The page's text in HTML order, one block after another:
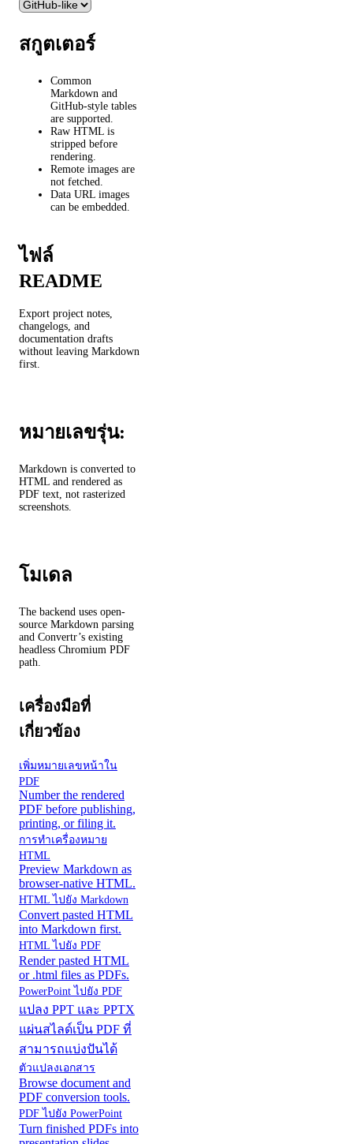
สกูตเตอร์
Common
Markdown and
GitHub-style tables
are supported.
Raw HTML is
stripped before
rendering.
Remote images are
not fetched.
Data URL images
can be embedded.
ไฟล์
README
Export project notes,
changelogs, and
documentation drafts
without leaving Markdown
first.
หมายเลขรุ่น:
Markdown is converted to
HTML and rendered as
PDF text, not rasterized
screenshots.
โมเดล
The backend uses open-
source Markdown parsing
and Convertr’s existing
headless Chromium PDF
path.
เครื่องมือที่
เกี่ยวข้อง
เพิ่มหมายเลขหน้าใน
PDF
Number the rendered
PDF before publishing,
printing, or filing it.
การทําเครื่องหมาย
HTML
Preview Markdown as
browser-native HTML.
HTML ไปยัง Markdown
Convert pasted HTML
into Markdown first.
HTML ไปยัง PDF
Render pasted HTML
or .html files as PDFs.
PowerPoint ไปยัง PDF
แปลง PPT และ PPTX
แผ่นสไลด์เป็น PDF ที่
สามารถแบ่งปันได้
ตัวแปลงเอกสาร
Browse document and
PDF conversion tools.
PDF ไปยัง PowerPoint
Turn finished PDFs into